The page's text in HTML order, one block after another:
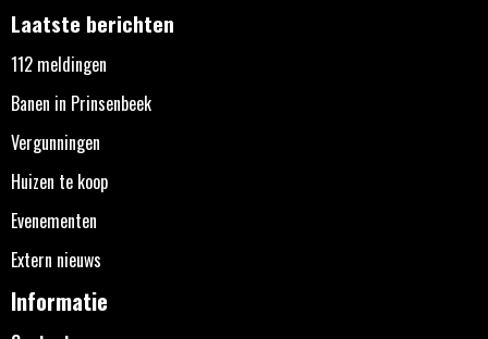
Laatste berichten
112 meldingen
Banen in Prinsenbeek
Vergunningen
Huizen te koop
Evenementen
Extern nieuws
Informatie